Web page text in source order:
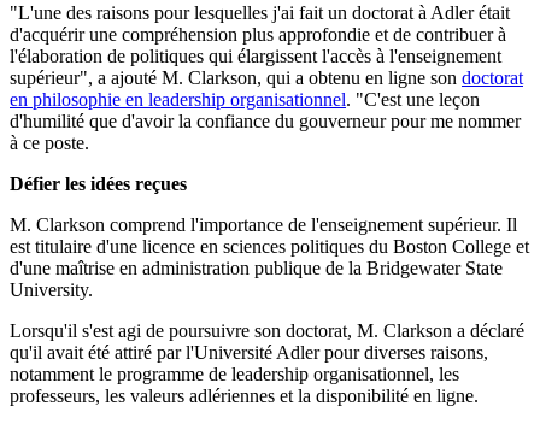
"L'une des raisons pour lesquelles j'ai fait un doctorat à Adler était
d'acquérir une compréhension plus approfondie et de contribuer à
l'élaboration de politiques qui élargissent l'accès à l'enseignement
supérieur", a ajouté M. Clarkson, qui a obtenu en ligne son doctorat
en philosophie en leadership organisationnel. "C'est une leçon
d'humilité que d'avoir la confiance du gouverneur pour me nommer
à ce poste.
Défier les idées reçues
M. Clarkson comprend l'importance de l'enseignement supérieur. Il
est titulaire d'une licence en sciences politiques du Boston College et
d'une maîtrise en administration publique de la Bridgewater State
University.
Lorsqu'il s'est agi de poursuivre son doctorat, M. Clarkson a déclaré
qu'il avait été attiré par l'Université Adler pour diverses raisons,
notamment le programme de leadership organisationnel, les
professeurs, les valeurs adlériennes et la disponibilité en ligne.